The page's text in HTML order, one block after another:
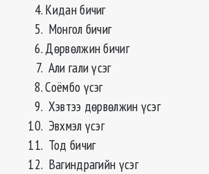
Кидан бичиг
Монгол бичиг
Дөрвөлжин бичиг
Али гали үсэг
Соёмбо үсэг
Хэвтээ дөрвөлжин үсэг
Эвхмэл үсэг
Тод бичиг
Вагиндрагийн үсэг